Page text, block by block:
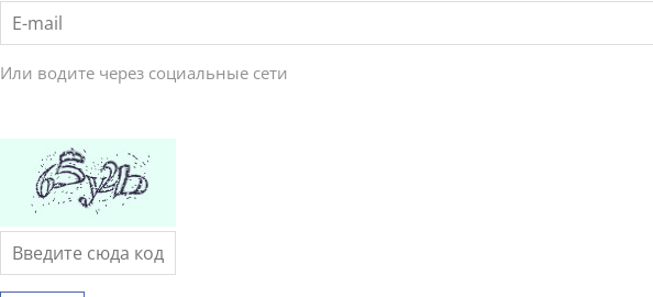
Или водите через социальные сети